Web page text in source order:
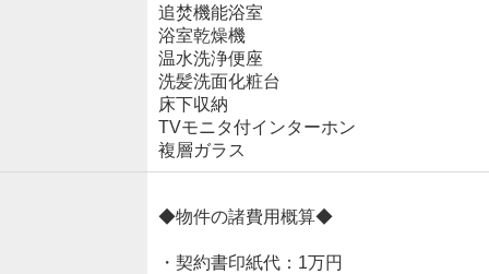
追焚機能浴室
浴室乾燥機
温水洗浄便座
洗髪洗面化粧台
床下収納
TVモニタ付インターホン
複層ガラス
◆物件の諸費用概算◆
・契約書印紙代：1万円